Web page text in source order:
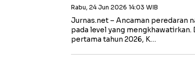
Rabu, 24 Jun 2026 14:03 WIB
Jurnas.net – Ancaman peredaran
pada level yang mengkhawatirkan.
pertama tahun 2026, K…